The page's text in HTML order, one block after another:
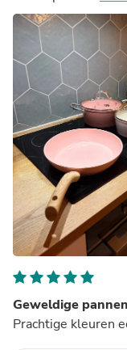
Geweldige
Prachtige kleuren